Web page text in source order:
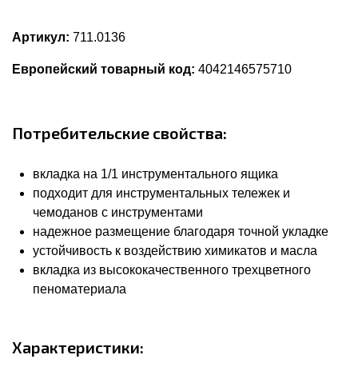
Артикул: 711.0136
Европейский товарный код: 4042146575710
Потребительские свойства:
вкладка на 1/1 инструментального ящика
подходит для инструментальных тележек и
чемоданов с инструментами
надежное размещение благодаря точной укладке
устойчивость к воздействию химикатов и масла
вкладка из высококачественного трехцветного
пеноматериала
Характеристики: